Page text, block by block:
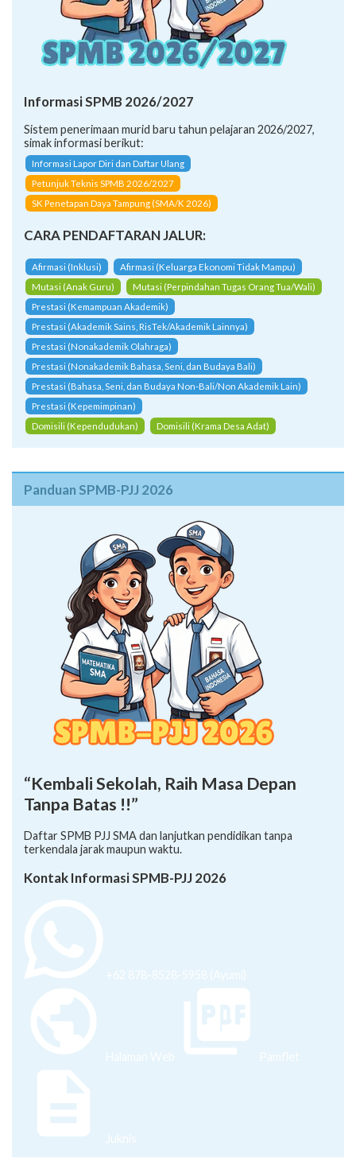
Informasi SPMB 2026/2027
Sistem penerimaan murid baru tahun pelajaran 2026/2027,
simak informasi berikut:
Informasi Lapor Diri dan Daftar Ulang
Petunjuk Teknis SPMB 2026/2027
SK Penetapan Daya Tampung (SMA/K 2026)
CARA PENDAFTARAN JALUR:
Afirmasi (Inklusi)
Afirmasi (Keluarga Ekonomi Tidak Mampu)
Mutasi (Anak Guru)
Mutasi (Perpindahan Tugas Orang Tua/Wali)
Prestasi (Kemampuan Akademik)
Prestasi (Akademik Sains, RisTek/Akademik Lainnya)
Prestasi (Nonakademik Olahraga)
Prestasi (Nonakademik Bahasa, Seni, dan Budaya Bali)
Prestasi (Bahasa, Seni, dan Budaya Non-Bali/Non Akademik Lain)
Prestasi (Kepemimpinan)
Domisili (Kependudukan)
Domisili (Krama Desa Adat)
Panduan SPMB-PJJ 2026
“Kembali Sekolah, Raih Masa Depan
Tanpa Batas !!”
Daftar SPMB PJJ SMA dan lanjutkan pendidikan tanpa
terkendala jarak maupun waktu.
Kontak Informasi SPMB-PJJ 2026
+62 878-8528-5958 (Ayumi)
Halaman Web Pamflet
Juknis